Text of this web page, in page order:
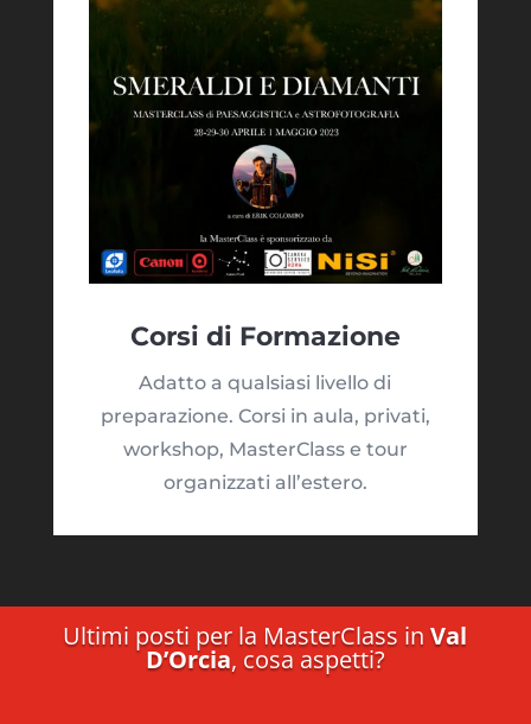
Corsi di Formazione
Adatto a qualsiasi livello di
preparazione. Corsi in aula, privati,
workshop, MasterClass e tour
organizzati all’estero.
Ultimi posti per la MasterClass inVal
D’Orcia, cosa aspetti?